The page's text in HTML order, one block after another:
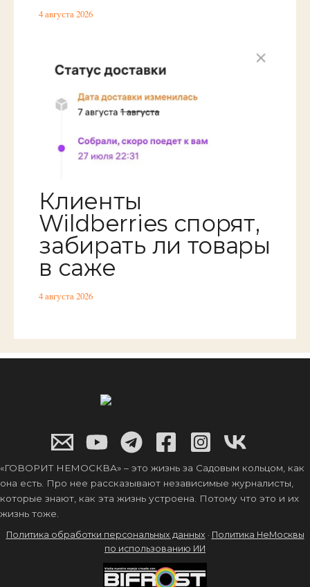
4 августа 2026
Клиенты
Wildberries спорят,
забирать ли товары
в саже
4 августа 2026
«ГОВОРИТ НЕМОСКВА» – это жизнь за Садовым кольцом, как
она есть. Про нее рассказывают независимые журналисты,
которые знают, как эта жизнь устроена. Потому что это и их
жизнь тоже.
Политика обработки персональных данных · Политика НеМосквы
по использованию ИИ